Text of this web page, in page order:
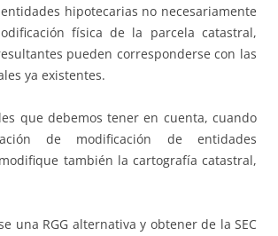
hipotecarias no necesariamente
física de la parcela catastral,
pueden corresponderse con las
ya existentes.
que debemos tener en cuenta, cuando
de modificación de entidades
también la cartografía catastral,
una RGG alternativa y obtener de la SEC